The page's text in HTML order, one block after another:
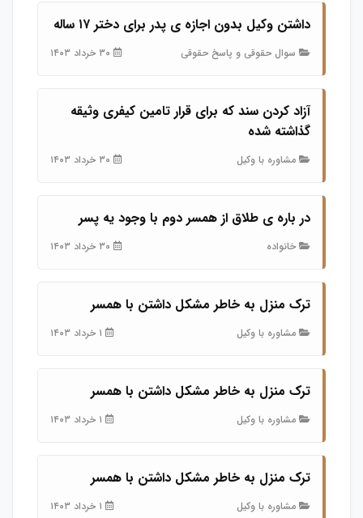
داشتن وکیل بدون اجازه ی پدر برای دختر ۱۷ ساله
سوال حقوقی و پاسخ حقوقی
آزاد کردن سند که برای قرار تامین کیفری وثیقه
گذاشته شده
مشاوره با وکیل
در باره ی طلاق از همسر دوم با وجود یه پسر
خانواده
ترک منزل به خاطر مشکل داشتن با همسر
مشاوره با وکیل
ترک منزل به خاطر مشکل داشتن با همسر
مشاوره با وکیل
ترک منزل به خاطر مشکل داشتن با همسر
مشاوره با وکیل